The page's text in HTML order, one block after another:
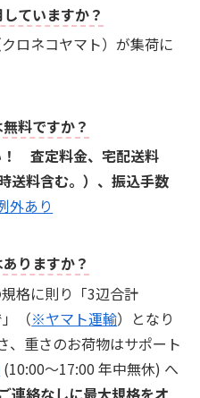
ていますか？
ロネコヤマト）が集荷に
料ですか？
！ 査定料金、宅配送料
送料含む。）、振込手数
外あり
りますか？
格に則り「3辺合計
（※ヤマト運輸）となり
、重さのお荷物はサポート
(10:00～17:00 年中無休) へ
連絡なしに最大規格をオ